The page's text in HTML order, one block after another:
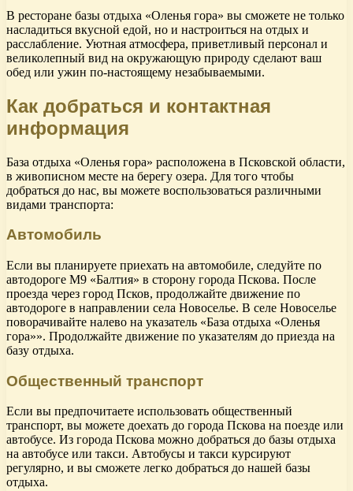
В ресторане базы отдыха «Оленья гора» вы сможете не только
насладиться вкусной едой, но и настроиться на отдых и
расслабление. Уютная атмосфера, приветливый персонал и
великолепный вид на окружающую природу сделают ваш
обед или ужин по-настоящему незабываемыми.
Как добраться и контактная
информация
База отдыха «Оленья гора» расположена в Псковской области,
в живописном месте на берегу озера. Для того чтобы
добраться до нас, вы можете воспользоваться различными
видами транспорта:
Автомобиль
Если вы планируете приехать на автомобиле, следуйте по
автодороге М9 «Балтия» в сторону города Пскова. После
проезда через город Псков, продолжайте движение по
автодороге в направлении села Новоселье. В селе Новоселье
поворачивайте налево на указатель «База отдыха «Оленья
гора»». Продолжайте движение по указателям до приезда на
базу отдыха.
Общественный транспорт
Если вы предпочитаете использовать общественный
транспорт, вы можете доехать до города Пскова на поезде или
автобусе. Из города Пскова можно добраться до базы отдыха
на автобусе или такси. Автобусы и такси курсируют
регулярно, и вы сможете легко добраться до нашей базы
отдыха.